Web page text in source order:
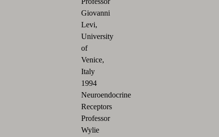
Giovanni
Levi,
University
of
Venice,
Italy
1994
Neuroendocrine
Receptors
Professor
Wylie